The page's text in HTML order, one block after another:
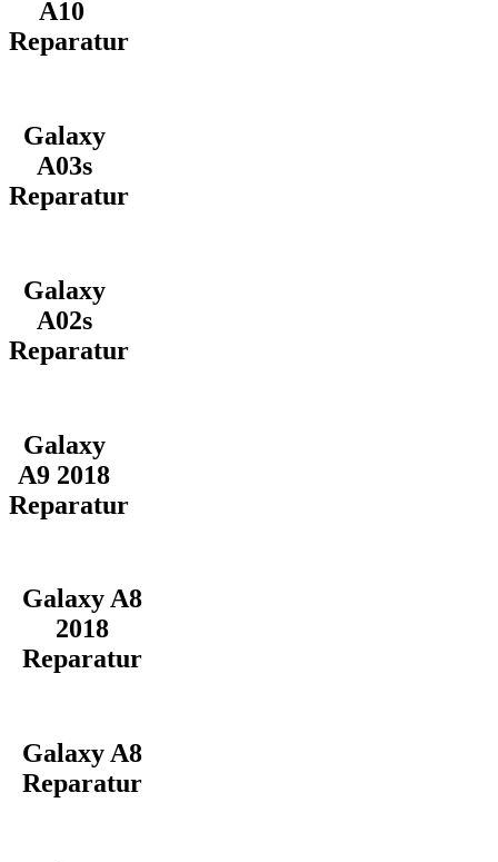
A10
Reparatur
Galaxy
A03s
Reparatur
Galaxy
A02s
Reparatur
Galaxy
A9 2018
Reparatur
Galaxy A8
2018
Reparatur
Galaxy A8
Reparatur